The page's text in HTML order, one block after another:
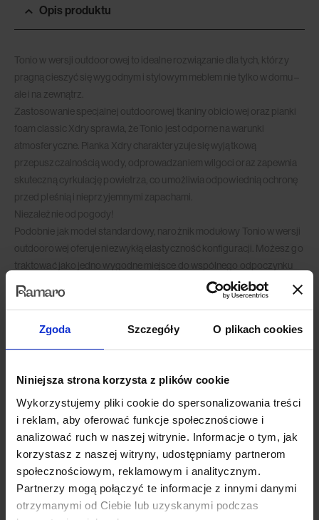
Zgoda Szczegóły O plikach cookies
Niniejsza strona korzysta z plików cookie
Wykorzystujemy pliki cookie do spersonalizowania treści
i reklam, aby oferować funkcje społecznościowe i
analizować ruch w naszej witrynie. Informacje o tym, jak
korzystasz z naszej witryny, udostępniamy partnerom
społecznościowym, reklamowym i analitycznym.
Partnerzy mogą połączyć te informacje z innymi danymi
otrzymanymi od Ciebie lub uzyskanymi podczas
Opis produktu
Tonio w wersji outdoorowej to idealne rozwiązanie dla tych, którzy
pragną cieszyć się wygodnym i stylowym meblem nie tylko w domu –
ale i na zewnątrz.
Zastosowanie specjalnej outdoorowej tkaniny obiciowej oraz pianki
foam classic Xdry sprawia, że Tonio jest odporne na warunki
atmosferyczne. Pianka Xdry charakteryzuje się wyjątkową
przepuszczalnością wody, odprowadzaniem wilgoci oraz zapewnia
skuteczną cyrkulację powietrza, co umożliwia odpowiednią ochronę
przed pleśnią i nieprzyjemnymi zapachami.
Niezależnie od pogody!
Podobnie jak model standardowy, narożnik modułowy Tonio w wersji
outdoorowej oferuje niezwykłą elastyczność konfiguracji. Możesz go
traktować jako jedno wygodne miejsce do wspólnego odpoczynku
lub podzielić na kilka foteli i puf, tworząc przytulne zakątki dla siebie i
swoich gości.
stabilności i trwałości na lata – a wygodne oparcia – komfortu i
wygody użytkowania. Dzięki minimalistycznemu designowi Tonio w
przyciągający wzrok.